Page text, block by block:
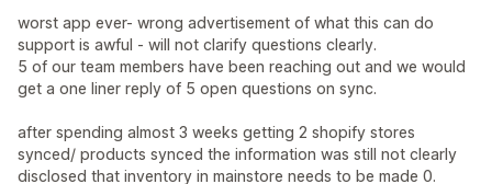
worst app ever- wrong advertisement of what this can do
support is awful - will not clarify questions clearly.
5 of our team members have been reaching out and we would
get a one liner reply of 5 open questions on sync.
after spending almost 3 weeks getting 2 shopify stores
synced/ products synced the information was still not clearly
disclosed that inventory in mainstore needs to be made 0.